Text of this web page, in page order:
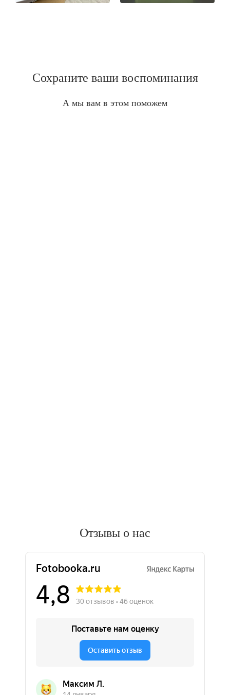
Сохраните ваши воспоминания
А мы вам в этом поможем
Отзывы о нас